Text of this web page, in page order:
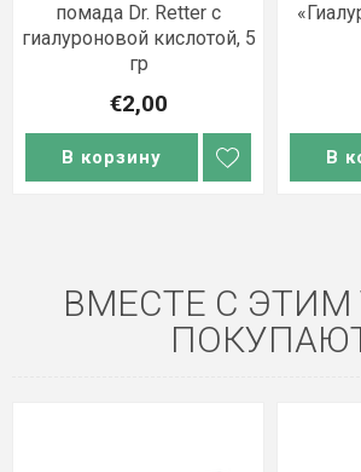
помада Dr. Retter с
гиалуроновой кислотой, 5
гр
€2,00
В корзину В
ВМЕСТЕ С ЭТИМ